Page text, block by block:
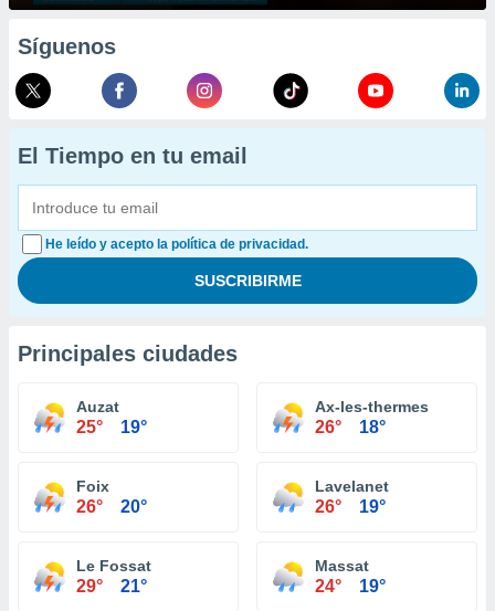
Síguenos
El Tiempo en tu email
He leído y acepto la política de privacidad.
Principales ciudades
Auzat
25° 19°
Ax-les-thermes
26° 18°
Foix
26° 20°
Lavelanet
26° 19°
Le Fossat
29° 21°
Massat
24° 19°